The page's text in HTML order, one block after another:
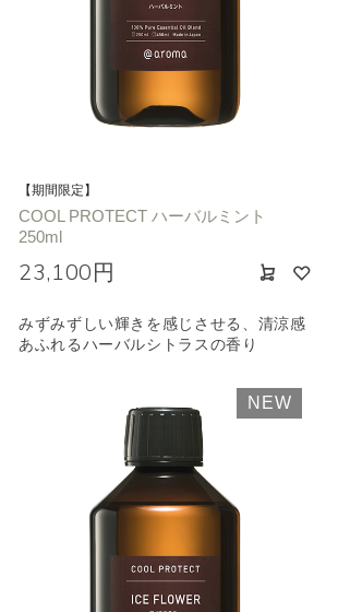
ハーバル
和
【期間限定】
COOL PROTECT ハーバルミント
250ml
23,100円
みずみずしい輝きを感じさせる、清涼感
あふれるハーバルシトラスの香り
NEW